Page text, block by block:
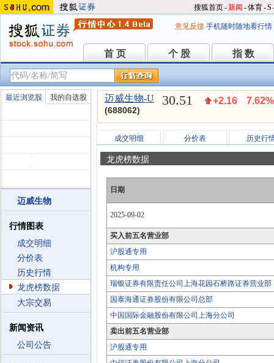
搜狐首页-新闻 -体育-S
意见反馈 手机随时随地看行情
首 页
首 页 个 股
个 股 指 数
指 数
最近浏览股 我的自选股
迈威生物
行情图表
成交明细
分价表
历史行情
龙虎榜数据
大宗交易
新闻资讯
公司公告
迈威生物-U
(688062)
30.51 +2.16 7.62%
成交明细 分价表 历史行
龙虎榜数据
日期
2025-09-02
买入前五名营业部
沪股通专用
机构专用
瑞银证券有限责任公司上海花园石桥路证券营业部
国泰海通证券股份有限公司总部
中国国际金融股份有限公司上海分公司
卖出前五名营业部
沪股通专用